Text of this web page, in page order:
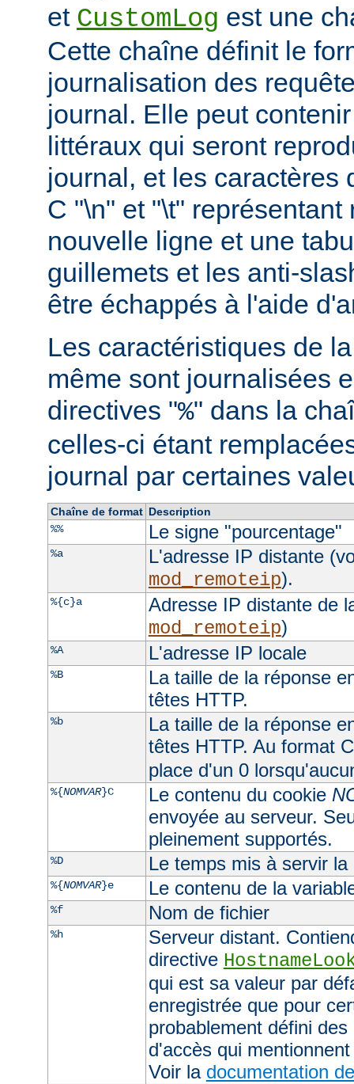
et CustomLog est une
Cette chaîne définit le
journalisation des
journal. Elle peut
littéraux qui seront
journal, et les caractères
C "\n" et "\t"
nouvelle ligne et une
guillemets et les anti-
être échappés à l'aide
Les caractéristiques de
même sont journalisées
directives "%" dans la
celles-ci étant
journal par certaines
Chaîne de format Description
%%
Le signe "pourcentage"
%a
L'adresse IP distante
mod_remoteip).
%{c}a
Adresse IP distante de
mod_remoteip)
%A L'adresse IP locale
%B
La taille de la réponse
têtes HTTP.
%b
La taille de la réponse
têtes HTTP. Au format
place d'un 0
%{NOMVAR}C Le contenu du cookie
envoyée au serveur.
pleinement supportés.
%D Le temps mis à servir
%{NOMVAR}e Le contenu de la
%f Nom de fichier
%h
Serveur distant.
directive
qui est sa valeur par
enregistrée que pour
probablement défini
d'accès qui
Voir la documentation